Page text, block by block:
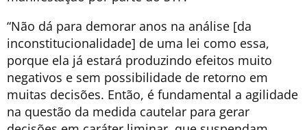
“Não dá para demorar anos na análise [da
inconstitucionalidade] de uma lei como essa,
porque ela já estará produzindo efeitos muito
negativos e sem possibilidade de retorno em
muitas decisões. Então, é fundamental a agilidade
na questão da medida cautelar para gerar